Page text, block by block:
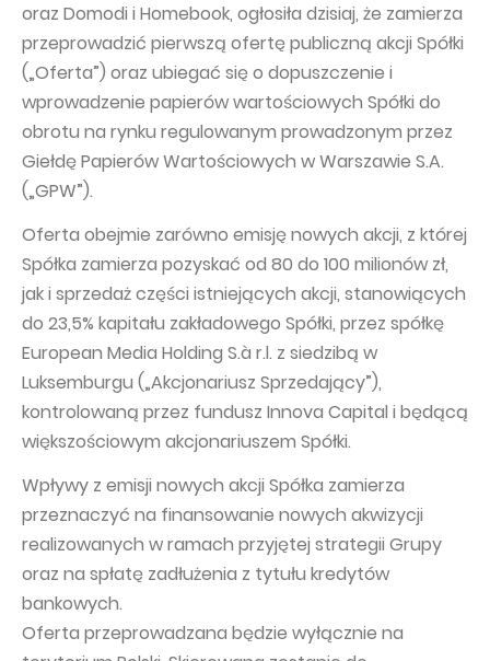
Supervisory Board
Capital Group Structure
General meeting of Shareholders
Best practices
Remuneration policy
oraz Domodi i Homebook, ogłosiła dzisiaj, że zamierza
przeprowadzić pierwszą ofertę publiczną akcji Spółki
(„Oferta”) oraz ubiegać się o dopuszczenie i
wprowadzenie papierów wartościowych Spółki do
obrotu na rynku regulowanym prowadzonym przez
Giełdę Papierów Wartościowych w Warszawie S.A.
(„GPW”).
Oferta obejmie zarówno emisję nowych akcji, z której
Spółka zamierza pozyskać od 80 do 100 milionów zł,
jak i sprzedaż części istniejących akcji, stanowiących
do 23,5% kapitału zakładowego Spółki, przez spółkę
European Media Holding S.à r.l. z siedzibą w
Luksemburgu („Akcjonariusz Sprzedający”),
kontrolowaną przez fundusz Innova Capital i będącą
większościowym akcjonariuszem Spółki.
Wpływy z emisji nowych akcji Spółka zamierza
przeznaczyć na finansowanie nowych akwizycji
realizowanych w ramach przyjętej strategii Grupy
oraz na spłatę zadłużenia z tytułu kredytów
bankowych.
Oferta przeprowadzana będzie wyłącznie na